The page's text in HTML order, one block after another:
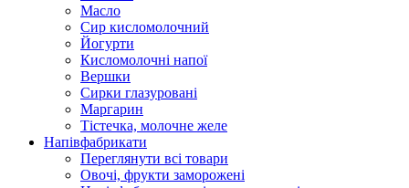
Масло
Сир кисломолочний
Йогурти
Кисломолочні напої
Вершки
Сирки глазуровані
Маргарин
Тістечка, молочне желе
Напівфабрикати
Переглянути всі товари
Овочі, фрукти заморожені